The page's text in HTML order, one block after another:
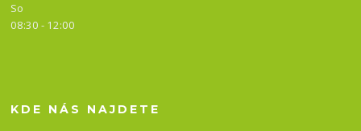
So
08:30 - 12:00
KDE NÁS NAJDETE